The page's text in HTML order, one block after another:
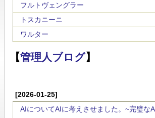
フルトヴェングラー
トスカニーニ
ワルター
【管理人ブログ】
[2026-01-25]
AIについてAIに考えさせました。~完璧な